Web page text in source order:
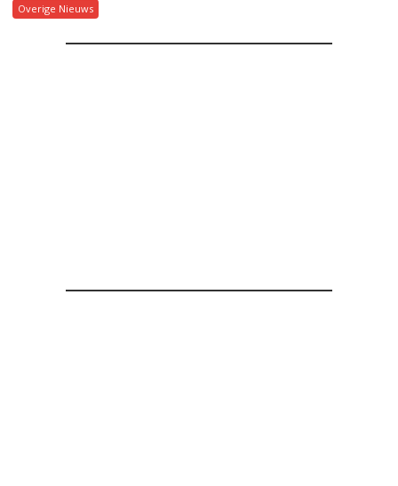
Overige Nieuws